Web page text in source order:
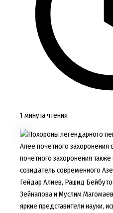
1 минута чтения
Похороны легендарного
Алее почетного захоронения
почетного захоронения
созидатель современного
Гейдар Алиев, Рашид
Зейналова и Муслим
яркие представители науки,